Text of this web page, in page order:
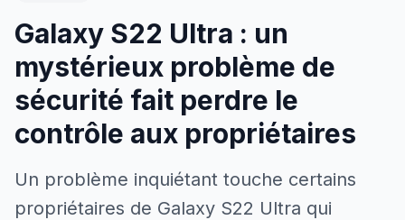
Galaxy S22 Ultra : un
mystérieux problème de
sécurité fait perdre le
contrôle aux propriétaires
Un problème inquiétant touche certains
propriétaires de Galaxy S22 Ultra qui